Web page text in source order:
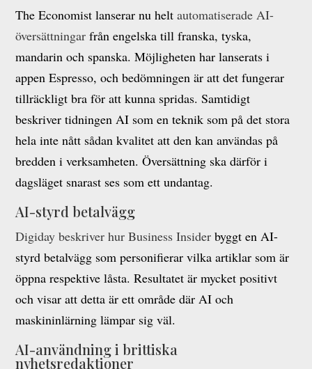
The Economist lanserar nu heltautomatiserade AI-
översättningar från engelska till franska, tyska,
mandarin och spanska. Möjligheten har lanserats i
appen Espresso, och bedömningen är att det fungerar
tillräckligt bra för att kunna spridas. Samtidigt
beskriver tidningen AI som en teknik som på det stora
hela inte nått sådan kvalitet att den kan användas på
bredden i verksamheten. Översättning ska därför i
dagsläget snarast ses som ett undantag.
AI-styrd betalvägg
Digiday beskriver hur Business Insider byggt en AI-
styrd betalvägg som personifierar vilka artiklar som är
öppna respektive låsta. Resultatet är mycket positivt
och visar att detta är ett område där AI och
maskininlärning lämpar sig väl.
AI-användning i brittiska
nyhetsredaktioner